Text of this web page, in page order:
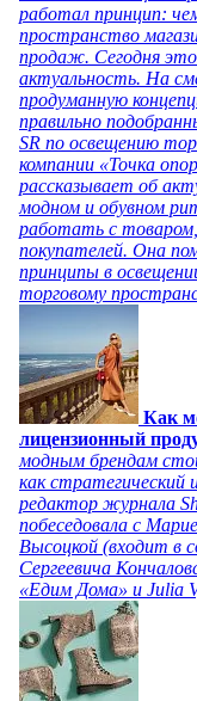
работал принцип:
пространство
продаж. Сегодня
актуальность. На
продуманную
правильно
SR по освещению
компании «Точка
рассказывает об
модном и обувном
работать с
покупателей. Она
принципы в
торговому
Как
лицензионный
модным брендам
как
редактор журнала
побеседовала с
Высоцкой (входит в
Сергеевича
«Едим Дома» и Julia